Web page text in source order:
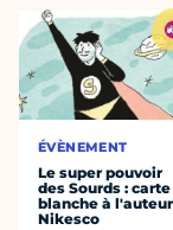
ÉVÈNEMENT
Le super pouvoir
des Sourds : carte
blanche à l'auteur
Nikesco